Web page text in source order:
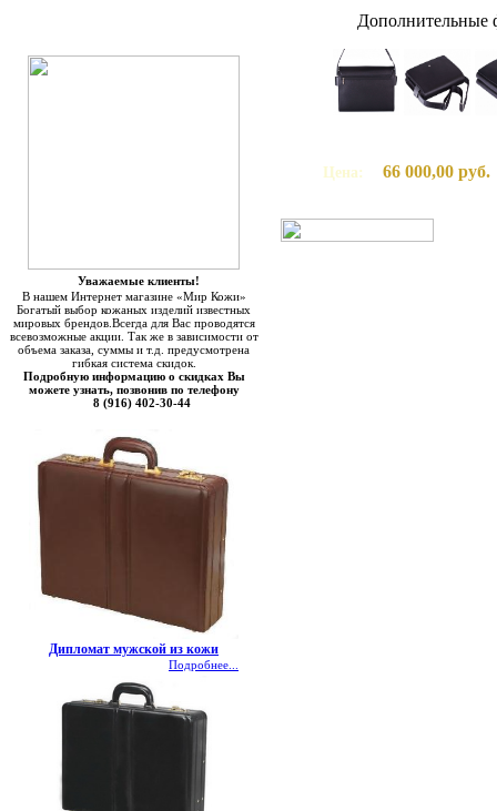
Уважаемые клиенты!
В нашем Интернет магазине «Мир Кожи»
Богатый выбор кожаных изделий известных
мировых брендов.Всегда для Вас проводятся
всевозможные акции. Так же в зависимости от
объема заказа, суммы и т.д. предусмотрена
гибкая система скидок.
Подробную информацию о скидках Вы
можете узнать, позвонив по телефону
8 (916) 402-30-44
Дипломат мужской из кожи
Подробнее...
Дополнительные
Цена: 66 000,00 руб.